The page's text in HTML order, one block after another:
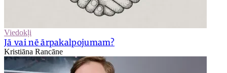
Viedokļi
Jā vai nē ārpakalpojumam?
Kristiāna Rancāne